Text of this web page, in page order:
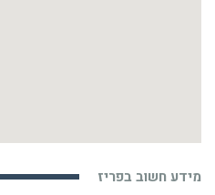
מידע חשוב בפריז